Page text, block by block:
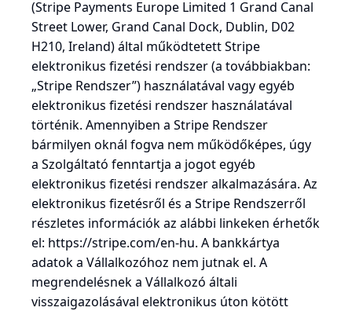
(Stripe Payments Europe Limited 1 Grand Canal
Street Lower, Grand Canal Dock, Dublin, D02
H210, Ireland) által működtetett Stripe
elektronikus fizetési rendszer (a továbbiakban:
„Stripe Rendszer”) használatával vagy egyéb
elektronikus fizetési rendszer használatával
történik. Amennyiben a Stripe Rendszer
bármilyen oknál fogva nem működőképes, úgy
a Szolgáltató fenntartja a jogot egyéb
elektronikus fizetési rendszer alkalmazására. Az
elektronikus fizetésről és a Stripe Rendszerről
részletes információk az alábbi linkeken érhetők
el: https://stripe.com/en-hu. A bankkártya
adatok a Vállalkozóhoz nem jutnak el. A
megrendelésnek a Vállalkozó általi
visszaigazolásával elektronikus úton kötött